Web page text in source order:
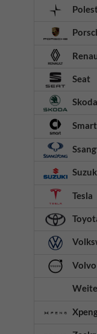
Seat
Skoda
Smart
Tesla
Volvo